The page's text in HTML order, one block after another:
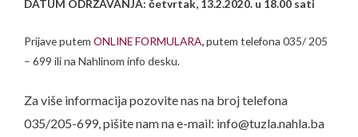
DATUM ODRŽAVANJA: četvrtak, 13.2.2020. u 18.00 sati
Prijave putem ONLINE FORMULARA,putem telefona 035/ 205
– 699 ili na Nahlinom info desku.
Za više informacija pozovite nas na broj telefona
035/205-699, pišite nam na e-mail: info@tuzla.nahla.ba